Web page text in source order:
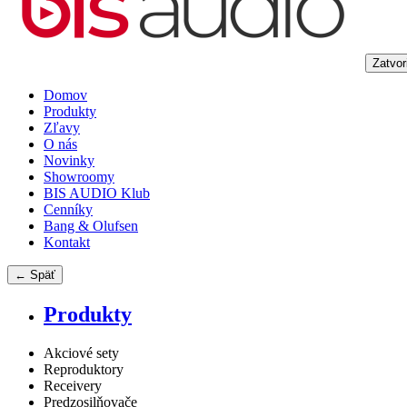
Domov
Produkty
Zľavy
O nás
Novinky
Showroomy
BIS AUDIO Klub
Cenníky
Bang & Olufsen
Kontakt
← Späť
Produkty
Akciové sety
Reproduktory
Receivery
Predzosilňovače